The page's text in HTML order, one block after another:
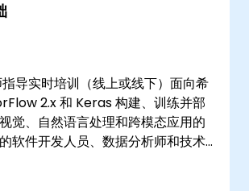
导实时培训（线上或线下）面向希
2.x 和 Keras 构建、训练并部
觉、自然语言处理和跨模态应用的
软件开发人员、数据分析师和技术